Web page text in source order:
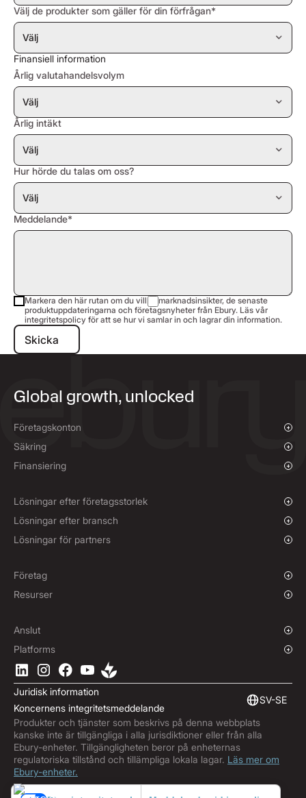
Välj de produkter som gäller för din förfrågan*
Finansiell information
Årlig valutahandelsvolym
Årlig intäkt
Hur hörde du talas om oss?
Meddelande*
Markera den här rutan om du vill få marknadsinsikter, de senaste
produktuppdateringarna och företagsnyheter från Ebury. Läs vår
integritetspolicy för att se hur vi samlar in och lagrar din information.
Skicka
Skicka
Global growth, unlocked
Företagskonton
Översikt
Betalningar och inkasseringar
Säkring
Översikt
Terminskontrakt
Finansiering
Lösningar efter företagsstorlek
Växande företag
Enterprise-företag
Lösningar efter bransch
Välgörenhetsorganisationer och ISOs
E-handel
Lösningar för partners
Märkeslösa produkter
Företag
Berättelse
Kontor
Kontakt
Resurser
Blogg
Hjälpcenter
Podcast
Produktguider
Marknadsinsikter
Prenumerera på Ebury
Produktuppdateringar
Bedrägericenter
Trust Centre
Anslut
Översikt
Företags-API:er
Integration av programvara
Inbäddad finansiering
Platforms
Ladda ner Ebury-appen
Juridisk information
Koncernens integritetsmeddelande
SV-SE
Produkter och tjänster som beskrivs på denna webbplats
kanske inte är tillgängliga i alla jurisdiktioner eller från alla
Ebury-enheter. Tillgängligheten beror på enheternas
regulatoriska tillstånd och tillämpliga lokala lagar. Läs mer om
Ebury-enheter.